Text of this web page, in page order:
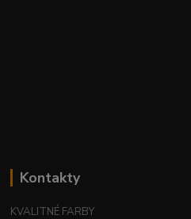
Kontakty
KVALITNÉ FARBY